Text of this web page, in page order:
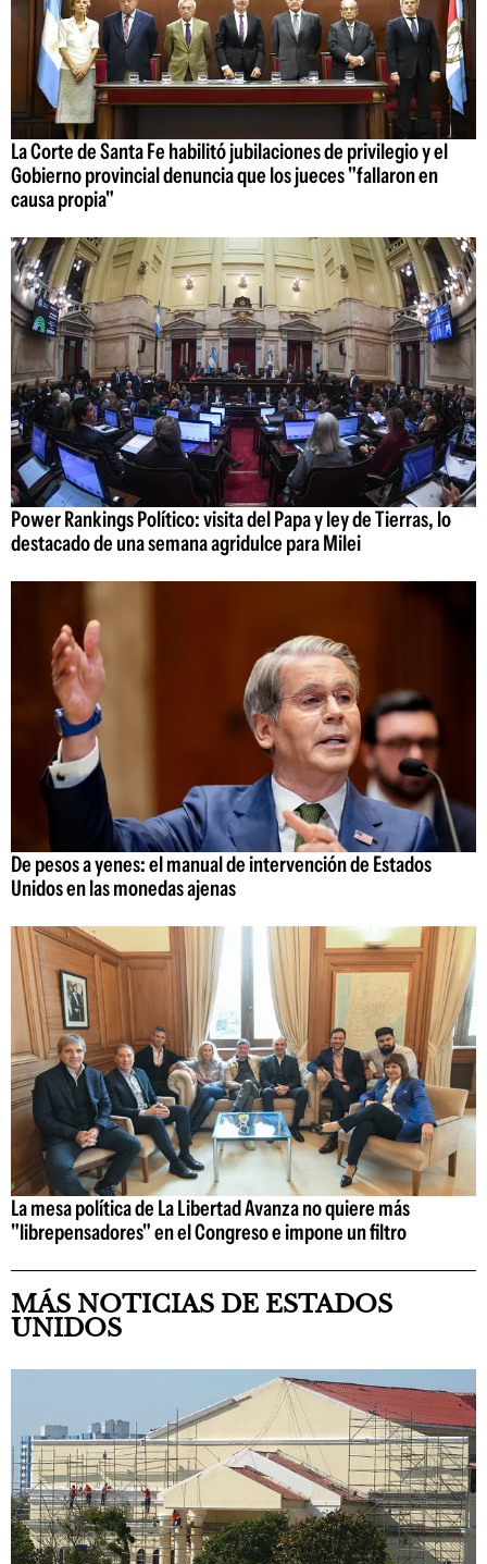
La Corte de Santa Fe habilitó jubilaciones de privilegio y el
Gobierno provincial denuncia que los jueces "fallaron en
causa propia"
Power Rankings Político: visita del Papa y ley de Tierras, lo
destacado de una semana agridulce para Milei
De pesos a yenes: el manual de intervención de Estados
Unidos en las monedas ajenas
La mesa política de La Libertad Avanza no quiere más
"librepensadores" en el Congreso e impone un filtro
MÁS NOTICIAS DE ESTADOS
UNIDOS